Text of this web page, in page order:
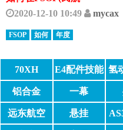
2020-12-10 10:49
mycax
FSOP 如何 年度
70XH E4配件技能 氢
铝合金 一幕
远东航空 悬挂